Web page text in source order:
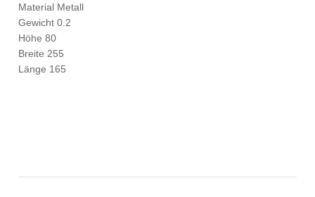
Material Metall
Gewicht 0.2
Höhe 80
Breite 255
Länge 165